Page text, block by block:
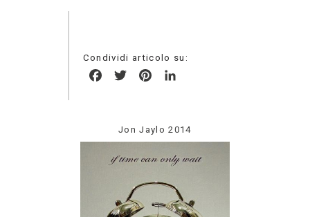
Condividi articolo su:
FacebookTwitterPinterest
Jon Jaylo 2014